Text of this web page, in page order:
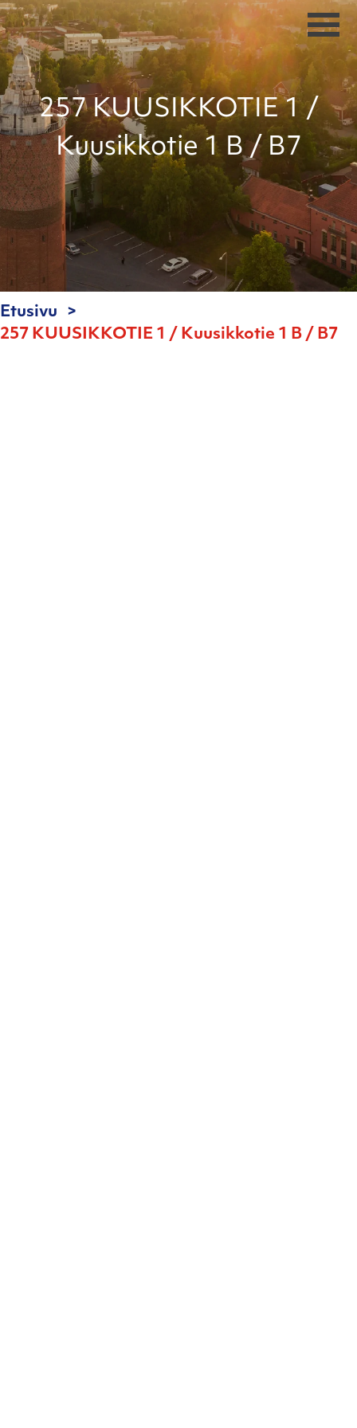
257 KUUSIKKOTIE 1 /
Kuusikkotie 1 B / B7
Etusivu
257 KUUSIKKOTIE 1 / Kuusikkotie 1 B / B7